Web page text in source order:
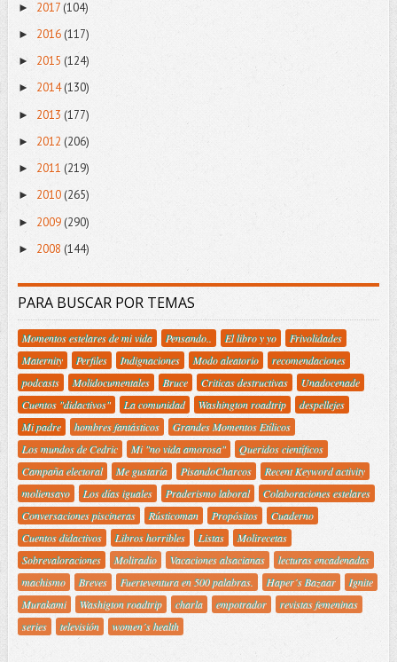
► 2017(104)
► 2016(117)
► 2015 (124)
► 2014(130)
► 2013 (177)
► 2012 (206)
► 2011 (219)
► 2010 (265)
► 2009 (290)
► 2008 (144)
PARA BUSCAR POR TEMAS
Momentos estelares de mi vida Pensando.. El libro y yo
Frivolidades
Maternity
Perfiles Indignaciones Modo aleatorio
recomendaciones
podcasts
Molidocumentales Bruce Criticas destructivas
Unadocenade
Cuentos "didactivos"
La comunidad Washington roadtrip
despellejes
Mi padre
hombres fantásticos
Grandes Momentos Etílicos
Los mundos de Cedric
Mi "no vida amorosa"
Queridos científicos
Campaña electoral
Me gustaría PisandoCharcos
Recent Keyword activity
moliensayo
Los días iguales Praderismo laboral
Colaboraciones estelares
Conversaciones piscineras
Rústicoman Propósitos
Cuaderno
Cuentos didactivos
Libros horribles Listas
Molirecetas
Sobrevaloraciones
Moliradio Vacaciones alsacianas
lecturas encadenadas
machismo
Breves Fuerteventura en 500 palabras. Haper´s Bazaar
Ignite
Murakami
Washigton roadtrip charla empotrador
revistas femeninas
series
televisión women´s health